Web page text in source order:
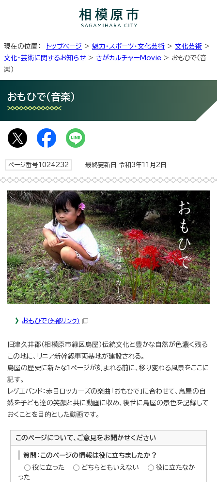
現在の位置： トップページ > 魅力・スポーツ・文化芸術 > 文化芸術 >
文化・芸術に関するお知らせ > さがカルチャーMovie > おもひで（音
楽）
おもひで（音楽）
ページ番号1024232 最終更新日 令和3年11月2日
おもひで（外部リンク）
旧津久井郡（相模原市緑区鳥屋）伝統文化と豊かな自然が色濃く残る
この地に、リニア新幹線車両基地が建設される。
鳥屋の歴史に新たな1ページが刻まれる前に、移り変わる風景をここに
記す。
レゲエバンド：赤目ロッカーズの楽曲「おもひで」に合わせて、鳥屋の自
然を子ども達の笑顔と共に動画に収め、後世に鳥屋の景色を記録して
おくことを目的とした動画です。
このページについて、ご意見をお聞かせください
質問：このページの情報は役に立ちましたか？
役に立った
どちらともいえない
役に立たなか
った